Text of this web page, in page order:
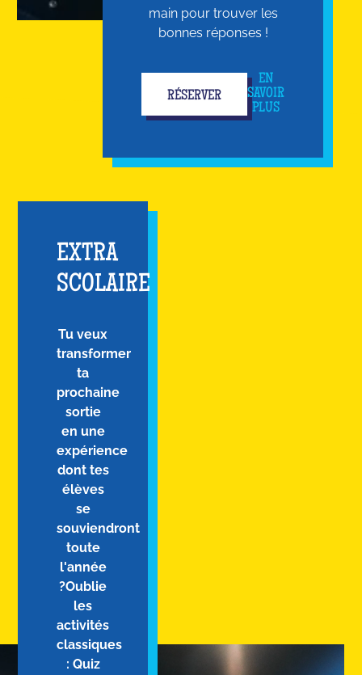
main pour trouver les
bonnes réponses !
RÉSERVER
EN
SAVOIR
PLUS
EXTRA
SCOLAIRE
Tu veux
transformer
ta
prochaine
sortie
en une
expérience
dont tes
élèves
se
souviendront
toute
l'année
?Oublie
les
activités
classiques
: Quiz